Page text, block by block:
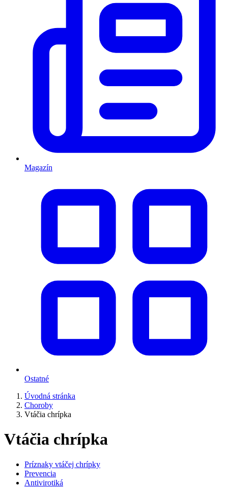
Magazín
Ostatné
Úvodná stránka
Choroby
Vtáčia chrípka
Vtáčia chrípka
Príznaky vtáčej chrípky
Prevencia
Antivirotiká